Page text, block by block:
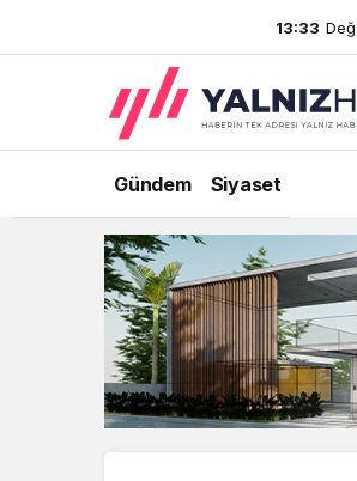
13:33
Gündem Siyaset